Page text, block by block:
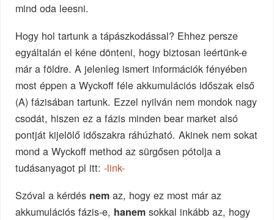
mind oda leesni.
Hogy hol tartunk a tápászkodással? Ehhez persze
egyáltalán el kéne dönteni, hogy biztosan leértünk-e
már a földre. A jelenleg ismert információk fényében
most éppen a Wyckoff féle akkumulációs időszak első
(A) fázisában tartunk. Ezzel nyilván nem mondok nagy
csodát, hiszen ez a fázis minden bear market alsó
pontját kijelölő időszakra ráhúzható. Akinek nem sokat
mond a Wyckoff method az sürgősen pótolja a
tudásanyagot pl itt:-link-
Szóval a kérdés nem az, hogy ez most már az
akkumulációs fázis-e, hanem sokkal inkább az, hogy